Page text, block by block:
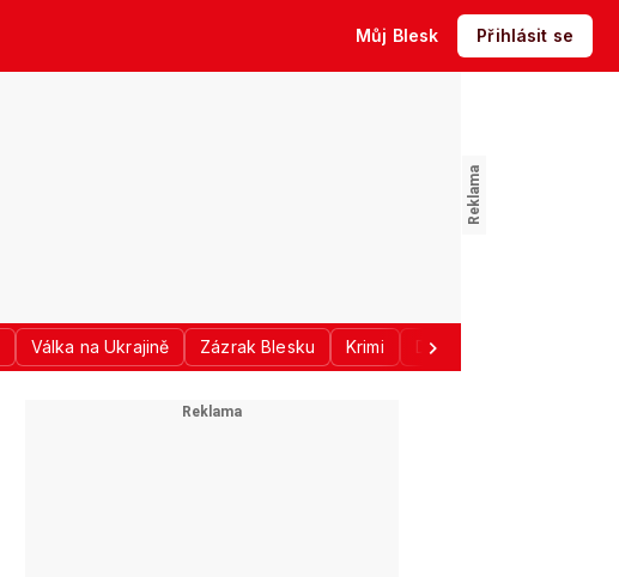
Můj Blesk Přihlásit se
Válka na Ukrajině Zázrak Blesku Krimi Donald Trump